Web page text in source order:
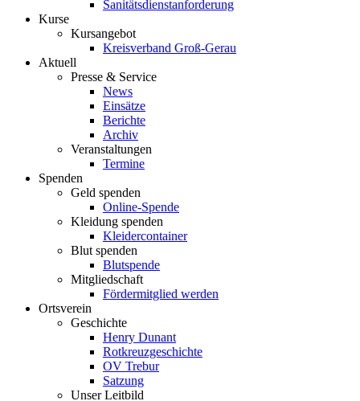
Sanitätsdienstanforderung
Kurse
Kursangebot
Kreisverband Groß-Gerau
Aktuell
Presse & Service
News
Einsätze
Berichte
Archiv
Veranstaltungen
Termine
Spenden
Geld spenden
Online-Spende
Kleidung spenden
Kleidercontainer
Blut spenden
Blutspende
Mitgliedschaft
Fördermitglied werden
Ortsverein
Geschichte
Henry Dunant
Rotkreuzgeschichte
OV Trebur
Satzung
Unser Leitbild